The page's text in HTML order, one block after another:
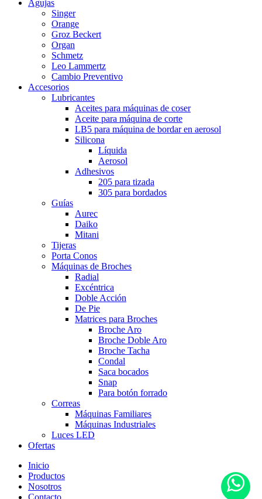
Agujas
Singer
Orange
Groz Beckert
Organ
Schmetz
Leo Lammertz
Cambio Preventivo
Accesorios
Lubricantes
Aceites para máquinas de coser
Aceite para máquina de corte
LB5 para máquina de bordar en aerosol
Silicona
Líquida
Aerosol
Adhesivos
205 para tizada
305 para bordados
Guías
Aurec
Daiko
Mitani
Tijeras
Porta Conos
Máquinas de Broches
Radial
Excéntrica
Doble Acción
De Pie
Matrices para Broches
Broche Aro
Broche Doble Aro
Broche Tacha
Condal
Saca bocados
Snap
Para botón forrado
Correas
Máquinas Familiares
Máquinas Industriales
Luces LED
Ofertas
Inicio
Productos
Nosotros